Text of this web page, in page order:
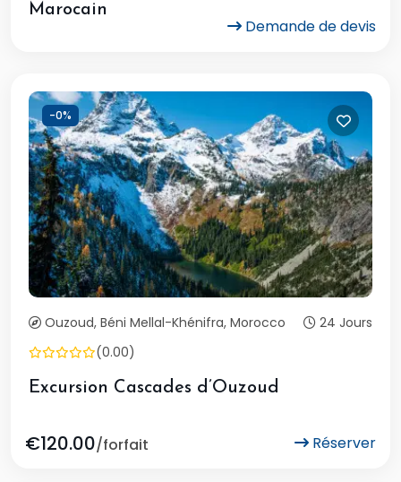
Marocain
Demande de devis
-0%
Ouzoud, Béni Mellal-Khénifra, Morocco
24 Jours
(0.00)
Excursion Cascades d’Ouzoud
€120.00/forfait Réserver